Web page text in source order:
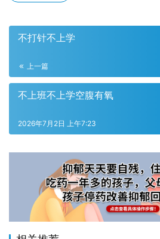
不打针不上学
上一篇
不上班不上学空腹有氧
2026年7月2日 上午7:23